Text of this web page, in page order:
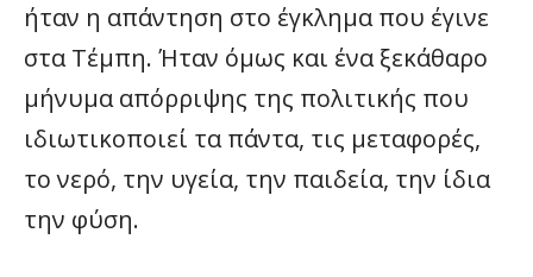
ήταν η απάντηση στο έγκλημα που έγινε
στα Τέμπη. Ήταν όμως και ένα ξεκάθαρο
μήνυμα απόρριψης της πολιτικής που
ιδιωτικοποιεί τα πάντα, τις μεταφορές,
το νερό, την υγεία, την παιδεία, την ίδια
την φύση.